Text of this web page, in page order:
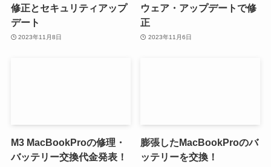
修正とセキュリティアップ
デート
2023年11月8日
ウェア・アップデートで修
正
2023年11月6日
M3 MacBookProの修理・
バッテリー交換代金発表！
膨張したMacBookProのバ
ッテリーを交換！